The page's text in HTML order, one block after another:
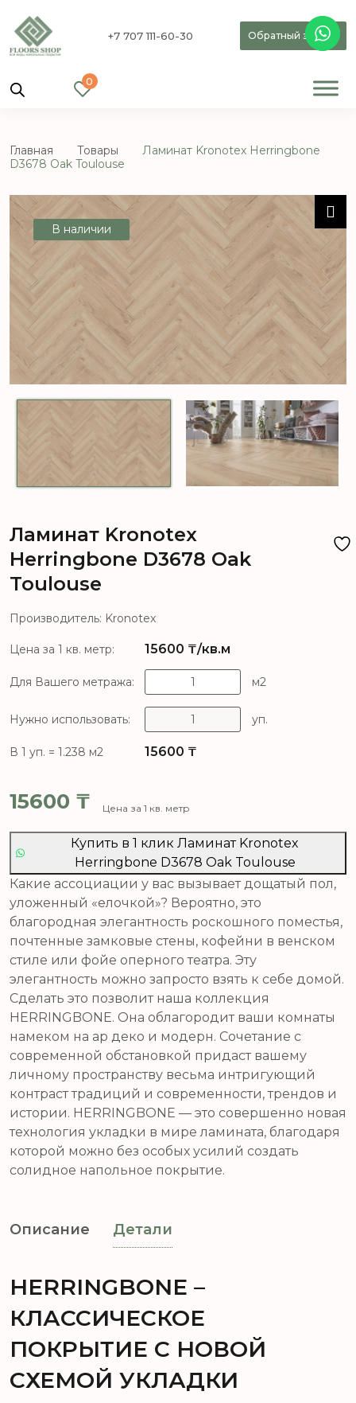
+7 707 111-60-30 Обратный звонок
0
Главная Товары
Ламинат Kronotex Herringbone
D3678 Oak Toulouse
В наличии
Ламинат Kronotex
Herringbone D3678 Oak
Toulouse
Производитель: Kronotex
Цена за 1 кв. метр: 15600 ₸/кв.м
Для Вашего метража: м2
Нужно использовать: уп.
В 1 уп. = 1.238 м2 15600 ₸
15600 ₸ Цена за 1 кв. метр
Купить в 1 клик Ламинат Kronotex
Herringbone D3678 Oak Toulouse
Какие ассоциации у вас вызывает дощатый пол,
уложенный «елочкой»? Вероятно, это
благородная элегантность роскошного поместья,
почтенные замковые стены, кофейни в венском
стиле или фойе оперного театра. Эту
элегантность можно запросто взять к себе домой.
Сделать это позволит наша коллекция
HERRINGBONE. Она облагородит ваши комнаты
намеком на ар деко и модерн. Сочетание с
современной обстановкой придаст вашему
личному пространству весьма интригующий
контраст традиций и современности, трендов и
истории. HERRINGBONE — это совершенно новая
технология укладки в мире ламината, благодаря
которой можно без особых усилий создать
солидное напольное покрытие.
Описание Детали
HERRINGBONE –
КЛАССИЧЕСКОЕ
ПОКРЫТИЕ С НОВОЙ
СХЕМОЙ УКЛАДКИ